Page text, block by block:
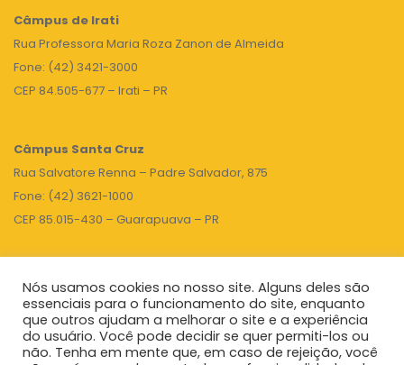
Câmpus de Irati
Rua Professora Maria Roza Zanon de Almeida
Fone: (42) 3421-3000
CEP 84.505-677 – Irati – PR
Câmpus Santa Cruz
Rua Salvatore Renna – Padre Salvador, 875
Fone: (42) 3621-1000
CEP 85.015-430 – Guarapuava – PR
TOPO
Unicentro |Governo do Paraná|Seti| Agenda do Reitor
Nós usamos cookies no nosso site. Alguns deles são
essenciais para o funcionamento do site, enquanto
que outros ajudam a melhorar o site e a experiência
do usuário. Você pode decidir se quer permiti-los ou
não. Tenha em mente que, em caso de rejeição, você